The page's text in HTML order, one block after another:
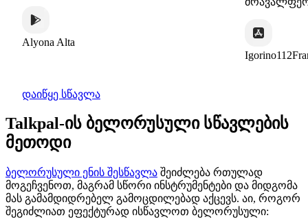
Alta
Igorino112France
დაიწყე სწავლა
Talkpal-ის ბელორუსული სწავლების
მეთოდი
ბელორუსული ენის შესწავლა შეიძლება რთულად
მოგეჩვენოთ, მაგრამ სწორი ინსტრუმენტები და მიდგომა
მას გამამდიდრებელ გამოცდილებად აქცევს. აი, როგორ
შეგიძლიათ ეფექტურად ისწავლოთ ბელორუსული: